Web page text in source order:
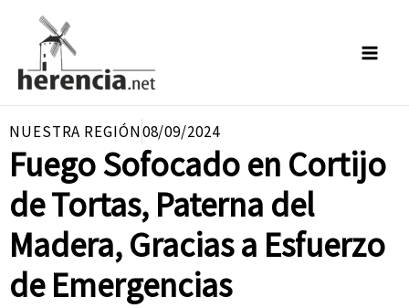
contenido
NUESTRA REGIÓN08/09/2024
Fuego Sofocado en Cortijo
de Tortas, Paterna del
Madera, Gracias a Esfuerzo
de Emergencias